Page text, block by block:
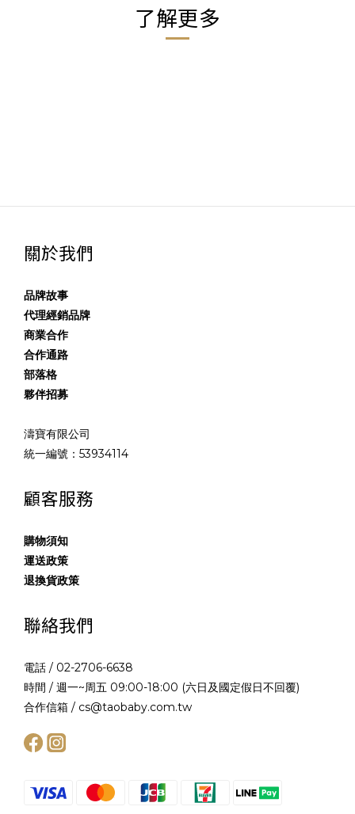
了解更多
關於我們
品牌故事
代理經銷品牌
商業合作
合作通路
部落格
夥伴招募
濤寶有限公司
統一編號：53934114
顧客服務
購物須知
運送政策
退換貨政策
聯絡我們
電話 / 02-2706-6638
時間 / 週一~周五 09:00-18:00 (六日及國定假日不回覆)
合作信箱 / cs@taobaby.com.tw